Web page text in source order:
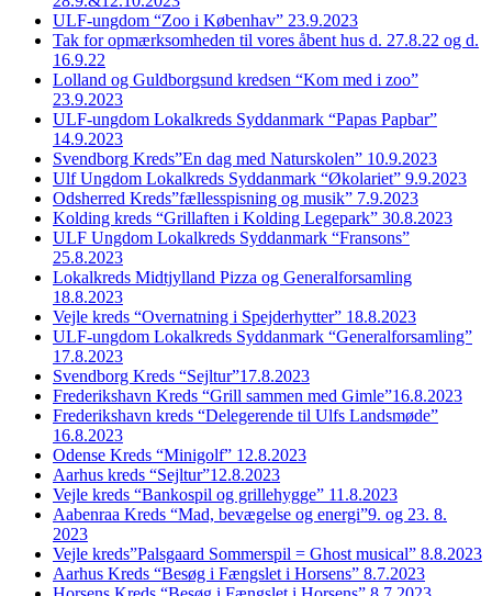
ULF-ungdom “Zoo i Københav” 23.9.2023
Tak for opmærksomheden til vores åbent hus d. 27.8.22 og d.
16.9.22
Lolland og Guldborgsund kredsen “Kom med i zoo”
23.9.2023
ULF-ungdom Lokalkreds Syddanmark “Papas Papbar”
14.9.2023
Svendborg Kreds”En dag med Naturskolen” 10.9.2023
Ulf Ungdom Lokalkreds Syddanmark “Økolariet” 9.9.2023
Odsherred Kreds”fællesspisning og musik” 7.9.2023
Kolding kreds “Grillaften i Kolding Legepark” 30.8.2023
ULF Ungdom Lokalkreds Syddanmark “Fransons”
25.8.2023
Lokalkreds Midtjylland Pizza og Generalforsamling
18.8.2023
Vejle kreds “Overnatning i Spejderhytter” 18.8.2023
ULF-ungdom Lokalkreds Syddanmark “Generalforsamling”
17.8.2023
Svendborg Kreds “Sejltur”17.8.2023
Frederikshavn Kreds “Grill sammen med Gimle”16.8.2023
Frederikshavn kreds “Delegerende til Ulfs Landsmøde”
16.8.2023
Odense Kreds “Minigolf” 12.8.2023
Aarhus kreds “Sejltur”12.8.2023
Vejle kreds “Bankospil og grillehygge” 11.8.2023
Aabenraa Kreds “Mad, bevægelse og energi”9. og 23. 8.
2023
Vejle kreds”Palsgaard Sommerspil = Ghost musical” 8.8.2023
Aarhus Kreds “Besøg i Fængslet i Horsens” 8.7.2023